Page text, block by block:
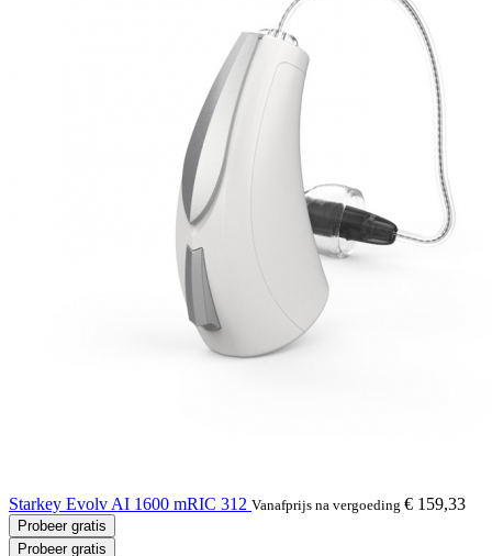
Starkey Evolv AI 1600 mRIC 312 Vanafprijs na vergoeding € 159,33
Probeer gratis
Probeer gratis